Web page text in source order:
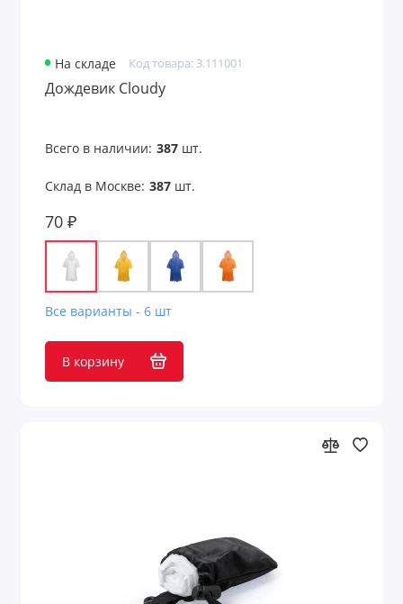
На складе Код товара: 3.111001
Дождевик Cloudy
Всего в наличии: 387шт.
Склад в Москве: 387шт.
70 ₽
Все варианты - 6 шт
В корзину